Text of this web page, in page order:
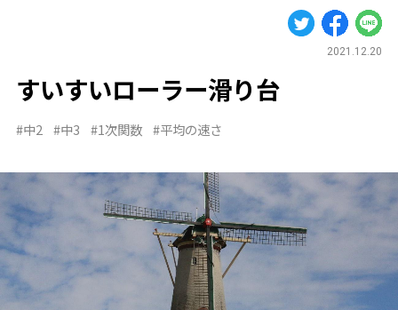
2021.12.20
すいすいローラー滑り台
#中2 #中3 #1次関数 #平均の速さ